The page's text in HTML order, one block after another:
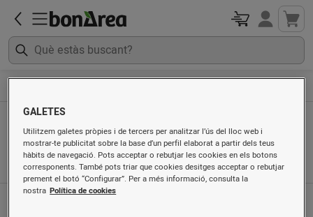
Vi blanc
Ordenat per
GALETES
Utilitzem galetes pròpies i de tercers per analitzar l’ús del lloc web i
mostrar-te publicitat sobre la base d’un perfil elaborat a partir dels teus
hàbits de navegació. Pots acceptar o rebutjar les cookies en els botons
corresponents. També pots triar que cookies desitges acceptar o rebutjar
prement el botó “Configurar”. Per a més informació, consulta la
nostra Política de cookies